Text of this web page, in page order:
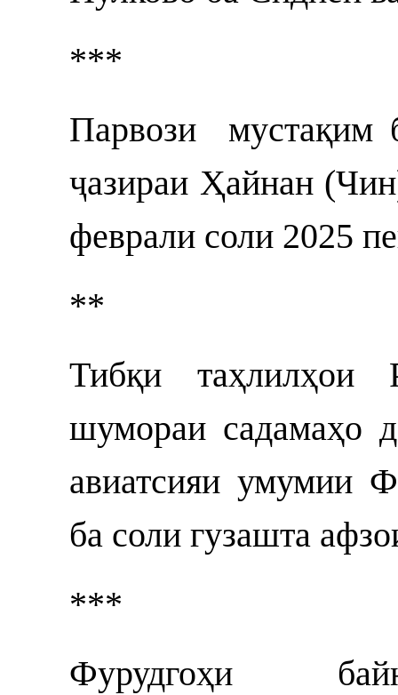
***
Парвози мустақим
ҷазираи Ҳайнан
феврали соли 2025
**
Тибқи таҳлилҳои
шумораи садамаҳо
авиатсияи умумии
ба соли гузашта
***
Фурудгоҳи